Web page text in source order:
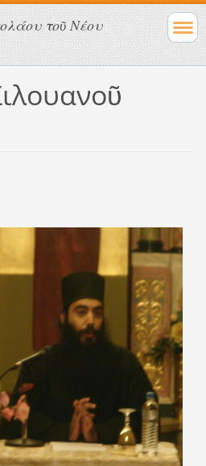
τοῦ Νέου